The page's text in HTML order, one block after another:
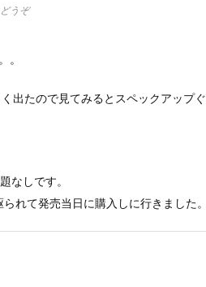
うぞ(iPhone5s
表
し
。
出たので見てみるとスペックアップぐ
なしです。
れて発売当日に購入しに行きました。